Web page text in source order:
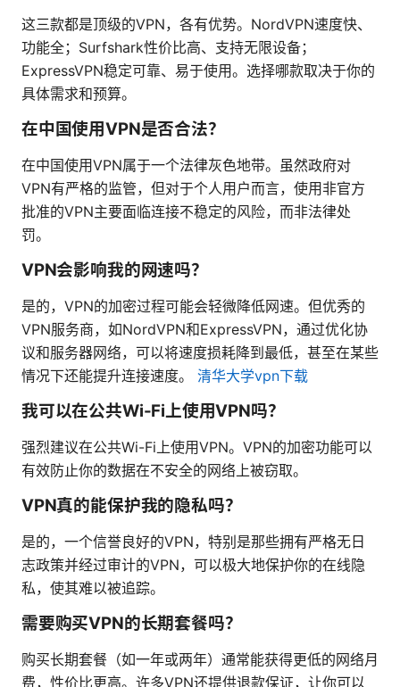
这三款都是顶级的VPN，各有优势。NordVPN速度快、
功能全；Surfshark性价比高、支持无限设备；
ExpressVPN稳定可靠、易于使用。选择哪款取决于你的
具体需求和预算。
在中国使用VPN是否合法？
在中国使用VPN属于一个法律灰色地带。虽然政府对
VPN有严格的监管，但对于个人用户而言，使用非官方
批准的VPN主要面临连接不稳定的风险，而非法律处
罚。
VPN会影响我的网速吗？
是的，VPN的加密过程可能会轻微降低网速。但优秀的
VPN服务商，如NordVPN和ExpressVPN，通过优化协
议和服务器网络，可以将速度损耗降到最低，甚至在某些
情况下还能提升连接速度。 清华大学vpn下载
我可以在公共Wi-Fi上使用VPN吗？
强烈建议在公共Wi-Fi上使用VPN。VPN的加密功能可以
有效防止你的数据在不安全的网络上被窃取。
VPN真的能保护我的隐私吗？
是的，一个信誉良好的VPN，特别是那些拥有严格无日
志政策并经过审计的VPN，可以极大地保护你的在线隐
私，使其难以被追踪。
需要购买VPN的长期套餐吗？
购买长期套餐（如一年或两年）通常能获得更低的网络月
费，性价比更高。许多VPN还提供退款保证，让你可以